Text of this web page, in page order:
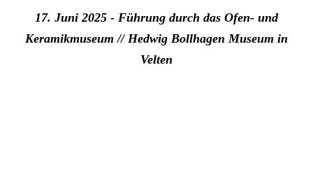
17. Juni 2025 - Führung durch das Ofen- und
Keramikmuseum // Hedwig Bollhagen Museum in
Velten